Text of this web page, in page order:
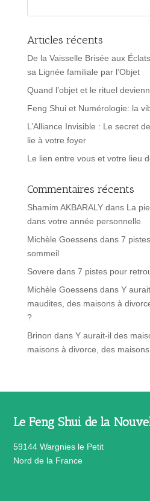
Articles récents
De la Vaisselle Brisée aux
sa Lignée familiale par l’Objet
Quand l’objet et le rituel
Feng Shui et Numérologie: la
L’Alliance Invisible : Le secret
lie à votre foyer
Le lien entre vous et votre lieu
Commentaires récents
Shamim AKBARALYdans La
dans votre année personnelle
Michèle Goessensdans 7
sommeil
Sovere dans 7 pistes pour
Michèle Goessensdans Y
maudites, des maisons à
?
Brinon dans Y aurait-il des
maisons à divorce, des
Le Feng Shui de la
59144 Wargnies le Petit
Nord de la France